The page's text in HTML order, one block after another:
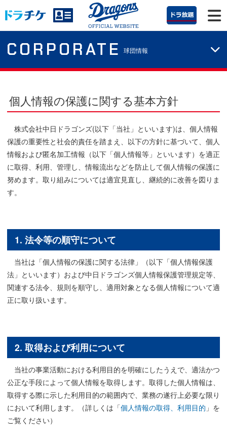
CORPORATE 球団情報
個人情報の保護に関する基本方針
株式会社中日ドラゴンズ(以下「当社」といいます)は、個人情報
保護の重要性と社会的責任を踏まえ、以下の方針に基づいて、個人
情報および匿名加工情報（以下「個人情報等」といいます）を適正
に取得、利用、管理し、情報流出などを防止して個人情報の保護に
努めます。取り組みについては適宜見直し、継続的に改善を図りま
す。
1. 法令等の順守について
当社は「個人情報の保護に関する法律」（以下「個人情報保護
法」といいます）および中日ドラゴンズ個人情報保護管理規定等、
関連する法令、規則を順守し、適用対象となる個人情報について適
正に取り扱います。
2. 取得および利用について
当社の事業活動における利用目的を明確にしたうえで、適法かつ
公正な手段によって個人情報を取得します。取得した個人情報は、
取得する際に示した利用目的の範囲内で、業務の遂行上必要な限り
において利用します。（詳しくは「個人情報の取得、利用目的 」を
ご覧ください）